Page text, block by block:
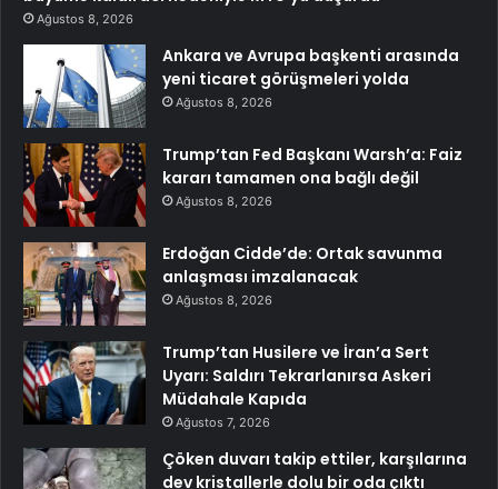
Ağustos 8, 2026
Ankara ve Avrupa başkenti arasında
yeni ticaret görüşmeleri yolda
Ağustos 8, 2026
Trump’tan Fed Başkanı Warsh’a: Faiz
kararı tamamen ona bağlı değil
Ağustos 8, 2026
Erdoğan Cidde’de: Ortak savunma
anlaşması imzalanacak
Ağustos 8, 2026
Trump’tan Husilere ve İran’a Sert
Uyarı: Saldırı Tekrarlanırsa Askeri
Müdahale Kapıda
Ağustos 7, 2026
Çöken duvarı takip ettiler, karşılarına
dev kristallerle dolu bir oda çıktı